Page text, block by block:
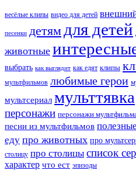
весёлые клипы видео для детей
песенки детям для детей
животные
выбрать как выглядит как едят клипы
мультфильмов любимые герои
мультсериал мульттявка
персонажи персонажи
песни из мультфильмов
еду про животных про
столицу про столицы список
характер что ест эпизоды